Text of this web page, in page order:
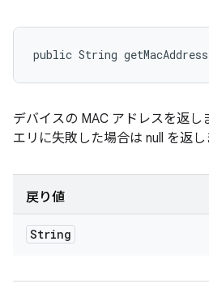
public String
デバイスの MAC アドレスを返し
エリに失敗した場合は null を返し
戻り値
String